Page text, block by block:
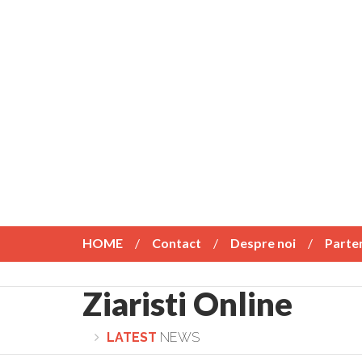
HOME Contact Despre noi
Ziaristi Online
LATEST NEWS